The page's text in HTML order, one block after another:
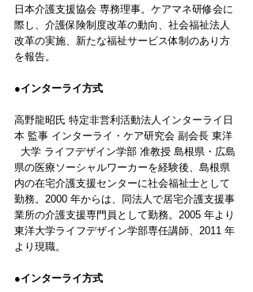
日本介護支援協会 専務理事。ケアマネ研修会に
際し、介護保険制度改革の動向、社会福祉法人
改革の実施、新たな福祉サービス体制のあり方
を報告。
●インターライ方式
高野龍昭氏 特定非営利活動法人インターライ日
本 監事 インターライ・ケア研究会 副会長 東洋
  大学 ライフデザイン学部 准教授 島根県・広島
県の医療ソーシャルワーカーを経験後、島根県
内の在宅介護支援センターに社会福祉士として
勤務。2000 年からは、同法人で居宅介護支援事
業所の介護支援専門員として勤務。2005 年より
東洋大学ライフデザイン学部専任講師、2011 年
より現職。
●インターライ方式